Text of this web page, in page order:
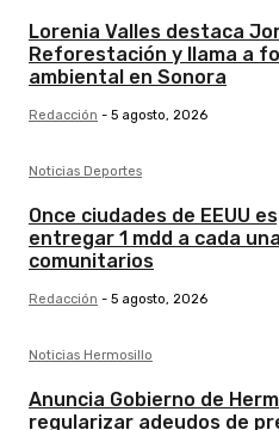
Lorenia Valles destaca
Reforestación y llama a
ambiental en Sonora
Redacción - 5 agosto, 2026
Noticias Deportes
Once ciudades de EEUU
entregar 1 mdd a cada
comunitarios
Redacción - 5 agosto, 2026
Noticias Hermosillo
Anuncia Gobierno de
regularizar adeudos de